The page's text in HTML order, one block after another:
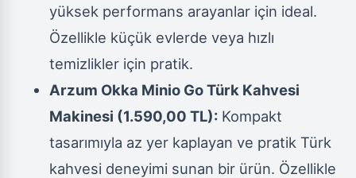
yüksek performans arayanlar için ideal.
Özellikle küçük evlerde veya hızlı
temizlikler için pratik.
Arzum Okka Minio Go Türk Kahvesi
Makinesi (1.590,00 TL): Kompakt
tasarımıyla az yer kaplayan ve pratik Türk
kahvesi deneyimi sunan bir ürün. Özellikle